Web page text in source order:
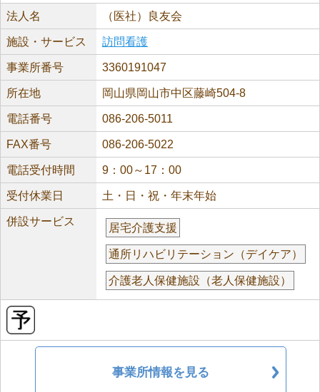
法人名 （医社）良友会
施設・サービス 訪問看護
事業所番号 3360191047
所在地 岡山県岡山市中区藤崎504-8
電話番号 086-206-5011
FAX番号 086-206-5022
電話受付時間 9：00～17：00
受付休業日 土・日・祝・年末年始
併設サービス
居宅介護支援
通所リハビリテーション（デイケア）
介護老人保健施設（老人保健施設）
事業所情報を見る